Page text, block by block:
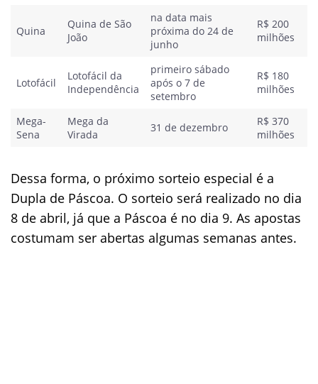
Quina
Quina de São
João
na data mais
próxima do 24 de
junho
R$ 200
milhões
Lotofácil
Lotofácil da
Independência
primeiro sábado
após o 7 de
setembro
R$ 180
milhões
Mega-
Sena
Mega da
Virada
31 de dezembro
R$ 370
milhões
Dessa forma, o próximo sorteio especial é a
Dupla de Páscoa. O sorteio será realizado no dia
8 de abril, já que a Páscoa é no dia 9. As apostas
costumam ser abertas algumas semanas antes.